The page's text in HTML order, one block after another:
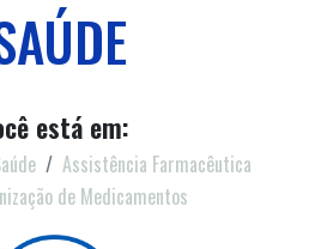
está em:
Assistência Farmacêutica
de Medicamentos